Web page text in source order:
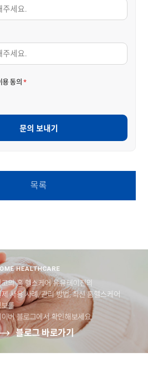
동의 *
문의 보내기
목록
HEALTHCARE
의 홈 헬스케어 유유테이진의
제 사용 사례, 관리 방법, 최신 홈헬스케어
보를
버 블로그에서 확인해보세요.
블로그 바로가기